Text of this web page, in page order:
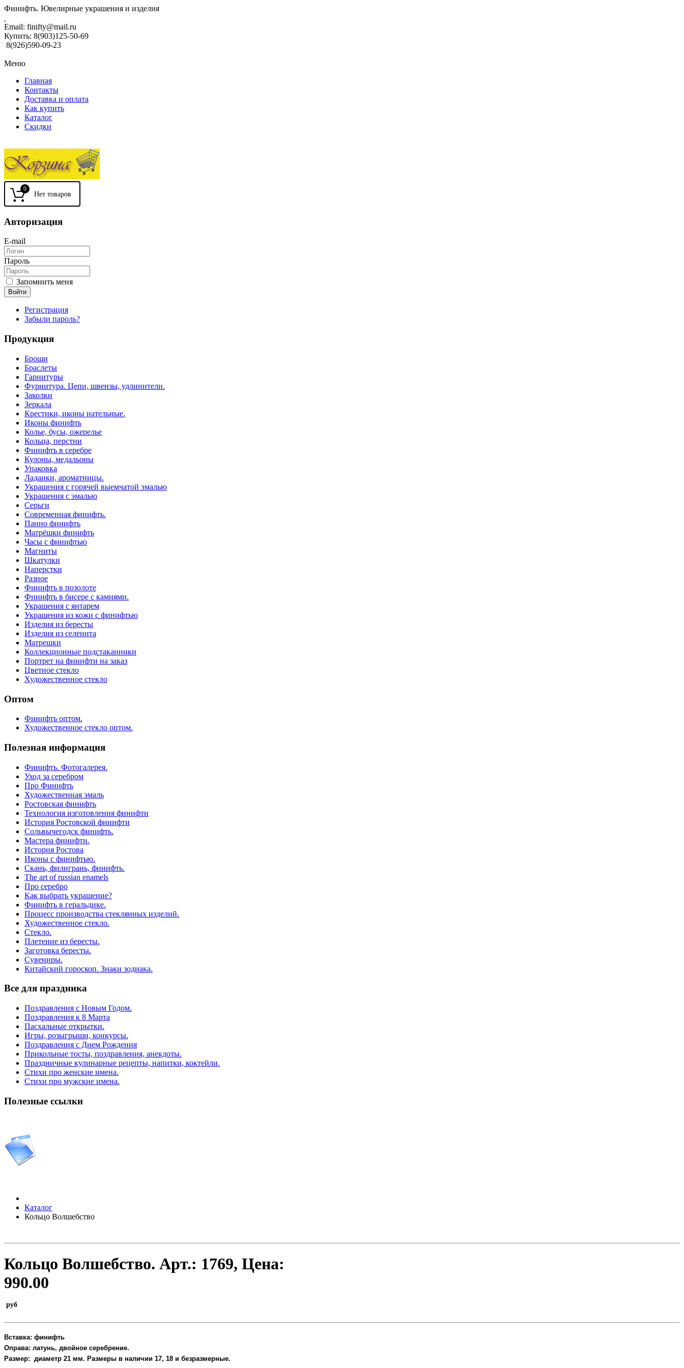
Финифть. Ювелирные украшения и изделия
Email: finifty@mail.ru
Купить: 8(903)125-50-69
8(926)590-09-23
Меню
Главная
Контакты
Доставка и оплата
Как купить
Каталог
Скидки
0
Авторизация
E-mail
Пароль
Запомнить меня
Войти
Регистрация
Забыли пароль?
Продукция
Броши
Браслеты
Гарнитуры
Фурнитура. Цепи, швензы, удлинители.
Заколки
Зеркала
Крестики, иконы нательные.
Иконы финифть
Колье, бусы, ожерелье
Кольца, перстни
Финифть в серебре
Кулоны, медальоны
Упаковка
Ладанки, ароматницы.
Украшения с горячей выемчатой эмалью
Украшения с эмалью
Серьги
Современная финифть.
Панно финифть
Матрёшки финифть
Часы с финифтью
Магниты
Шкатулки
Наперстки
Разное
Финифть в позолоте
Финифть в бисере с камнями.
Украшения с янтарем
Украшения из кожи с финифтью
Изделия из бересты
Изделия из селенита
Матрешки
Коллекционные подстаканники
Портрет на финифти на заказ
Цветное стекло
Художественное стекло
Оптом
Финифть оптом.
Художественное стекло оптом.
Полезная информация
Финифть. Фотогалерея.
Уход за серебром
Про Финифть
Художественная эмаль
Ростовская финифть
Технология изготовления финифти
История Ростовской финифти
Сольвычегодск финифть.
Мастера финифти.
История Ростова
Иконы с финифтью.
Скань, филигрань, финифть.
The art of russian enamels
Про серебро
Как выбрать украшение?
Финифть в геральдике.
Процесс производства стеклянных изделий.
Художественное стекло.
Стекло.
Плетение из бересты.
Заготовка бересты.
Сувениры.
Китайский гороскоп. Знаки зодиака.
Все для праздника
Поздравления с Новым Годом.
Поздравления к 8 Марта
Пасхальные открытки.
Игры, розыгрыши, конкурсы.
Поздравления с Днем Рождения
Прикольные тосты, поздравления, анекдоты.
Праздничные кулинарные рецепты, напитки, коктейли.
Стихи про женские имена.
Стихи про мужские имена.
Полезные ссылки
Каталог
Кольцо Волшебство
Кольцо Волшебство. Арт.: 1769, Цена:
990.00
руб
Вставка: финифть
Оправа: латунь, двойное серебрение.
Размер: диаметр 21 мм. Размеры в наличии 17, 18 и безразмерные.